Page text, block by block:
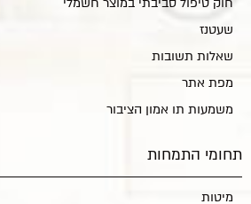
חוק טיפול סביבתי במוצר חשמלי
שעטנז
שאלות תשובות
מפת אתר
משמעות תו אמון הציבור
תחומי התמחות
מיטות